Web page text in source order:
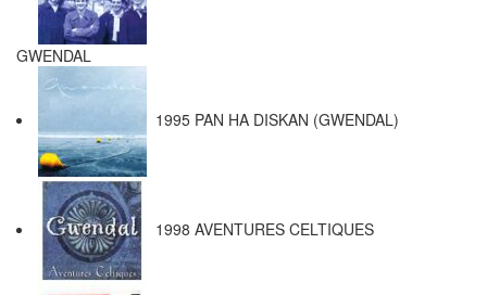
GWENDAL
1995 PAN HA DISKAN (GWENDAL)
1998 AVENTURES CELTIQUES